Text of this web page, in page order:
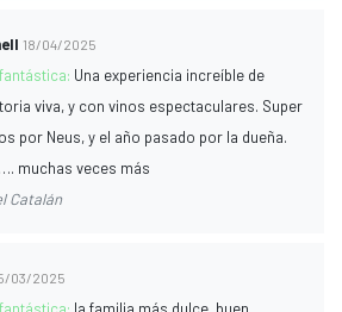
18/04/2025
Una experiencia increíble de
viva, y con vinos espectaculares. Super
por Neus, y el año pasado por la dueña.
muchas veces más
Catalán
03/2025
la familia más dulce, buen